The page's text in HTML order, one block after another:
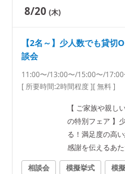
8/20 (木)
【2名～】少人数でも貸切
談会
11:00〜/13:00〜/15:00〜/
[ 所要時間:2時間程度][ 無料 ]
【 ご家族や親し
の特別フェア 】
る！満足度の高
感謝を伝えるあ
相談会
模擬挙式 模